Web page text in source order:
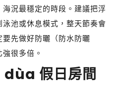
況最穩定的時段。建議把浮
池或休息模式，整天節奏會
先做好防曬（防水防曬
很多倍。
假日房間